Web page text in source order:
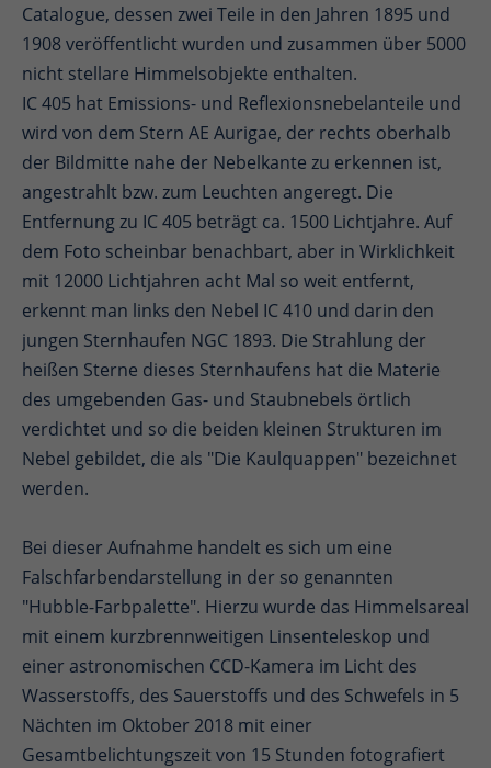
Catalogue, dessen zwei Teile in den Jahren 1895 und
1908 veröffentlicht wurden und zusammen über 5000
nicht stellare Himmelsobjekte enthalten.
IC 405 hat Emissions- und Reflexionsnebelanteile und
wird von dem Stern AE Aurigae, der rechts oberhalb
der Bildmitte nahe der Nebelkante zu erkennen ist,
angestrahlt bzw. zum Leuchten angeregt. Die
Entfernung zu IC 405 beträgt ca. 1500 Lichtjahre. Auf
dem Foto scheinbar benachbart, aber in Wirklichkeit
mit 12000 Lichtjahren acht Mal so weit entfernt,
erkennt man links den Nebel IC 410 und darin den
jungen Sternhaufen NGC 1893. Die Strahlung der
heißen Sterne dieses Sternhaufens hat die Materie
des umgebenden Gas- und Staubnebels örtlich
verdichtet und so die beiden kleinen Strukturen im
Nebel gebildet, die als "Die Kaulquappen" bezeichnet
werden.
Bei dieser Aufnahme handelt es sich um eine
Falschfarbendarstellung in der so genannten
"Hubble-Farbpalette". Hierzu wurde das Himmelsareal
mit einem kurzbrennweitigen Linsenteleskop und
einer astronomischen CCD-Kamera im Licht des
Wasserstoffs, des Sauerstoffs und des Schwefels in 5
Nächten im Oktober 2018 mit einer
Gesamtbelichtungszeit von 15 Stunden fotografiert